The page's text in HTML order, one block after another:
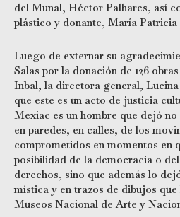
del Munal, Héctor Palhares, así
plástico y donante, María Patricia
Luego de externar su
Salas por la donación de 126
Inbal, la directora general,
que este es un acto de justicia
Mexiac es un hombre que dejó
en paredes, en calles, de los
comprometidos en momentos en
posibilidad de la democracia o
derechos, sino que además lo
mística y en trazos de dibujos
Museos Nacional de Arte y